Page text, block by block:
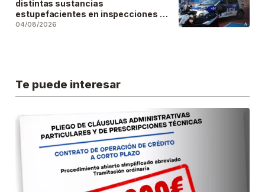
distintas sustancias
estupefacientes en inspecciones a
locales públicos del municipio
04/08/2026
Te puede interesar